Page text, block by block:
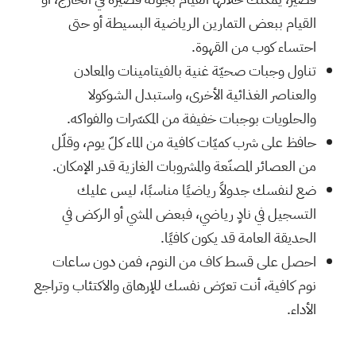
القيام ببعض التمارين الرياضية البسيطة أو حتى
احتساء كوب من القهوة.
تناول وجبات صحيّة غنية بالفيتامينات والمعادن
والعناصر الغذائية الأخرى، واستبدل الشوكولا
والحلويات بوجبات خفيفة من المكسّرات والفواكه.
حافظ على شرب كميّات كافية من الماء كلّ يوم، وقلّل
من العصائر المصنّعة والمشروبات الغازية قدر الإمكان.
ضع لنفسك جدولاً رياضيًا مناسبًا، ليس عليك
التسجيل في نادٍ رياضي، فبعض المشي أو الركض في
الحديقة العامة قد يكون كافيًا.
احصل على قسط كاف من النوم، فمن دون ساعات
نوم كافية، أنت تعرّض نفسك للإرهاق والاكتئاب وتراجع
الأداء.